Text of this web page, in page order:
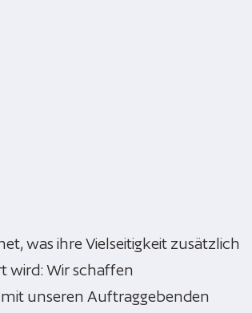
was ihre Vielseitigkeit zusätzlich
wird: Wir schaffen
unseren Auftraggebenden